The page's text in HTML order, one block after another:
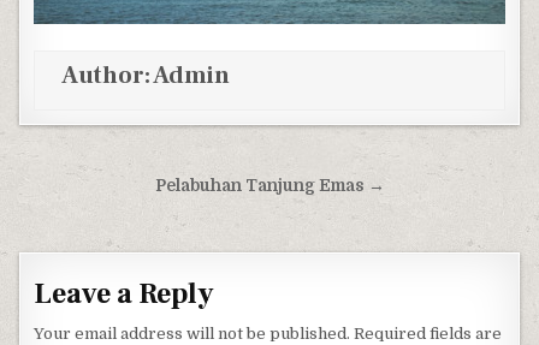
Author:Admin
Post navigationPelabuhan Tanjung Emas →
Leave a Reply
Your email address will not be published. Required fields are